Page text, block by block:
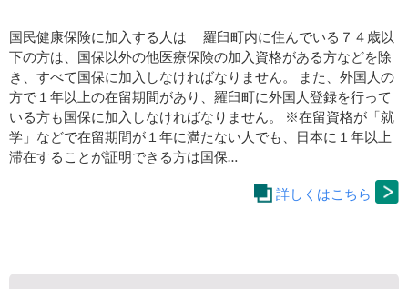
国民健康保険に加入する人は 羅臼町内に住んでいる７４歳以
下の方は、国保以外の他医療保険の加入資格がある方などを除
き、すべて国保に加入しなければなりません。 また、外国人の
方で１年以上の在留期間があり、羅臼町に外国人登録を行って
いる方も国保に加入しなければなりません。 ※在留資格が「就
学」などで在留期間が１年に満たない人でも、日本に１年以上
滞在することが証明できる方は国保…
詳しくはこちら